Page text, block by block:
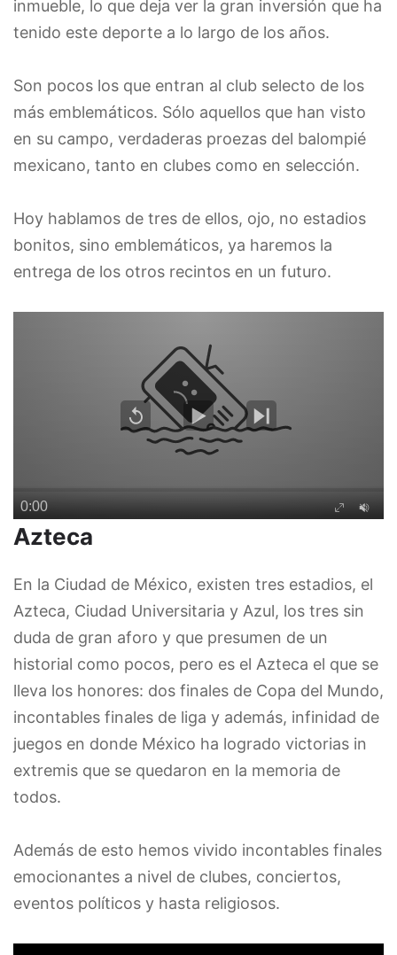
inmueble, lo que deja ver la gran inversión que ha
tenido este deporte a lo largo de los años.
Son pocos los que entran al club selecto de los
más emblemáticos. Sólo aquellos que han visto
en su campo, verdaderas proezas del balompié
mexicano, tanto en clubes como en selección.
Hoy hablamos de tres de ellos, ojo, no estadios
bonitos, sino emblemáticos, ya haremos la
entrega de los otros recintos en un futuro.
Azteca
En la Ciudad de México, existen tres estadios, el
Azteca, Ciudad Universitaria y Azul, los tres sin
duda de gran aforo y que presumen de un
historial como pocos, pero es el Azteca el que se
lleva los honores: dos finales de Copa del Mundo,
incontables finales de liga y además, infinidad de
juegos en donde México ha logrado victorias in
extremis que se quedaron en la memoria de
todos.
Además de esto hemos vivido incontables finales
emocionantes a nivel de clubes, conciertos,
eventos políticos y hasta religiosos.